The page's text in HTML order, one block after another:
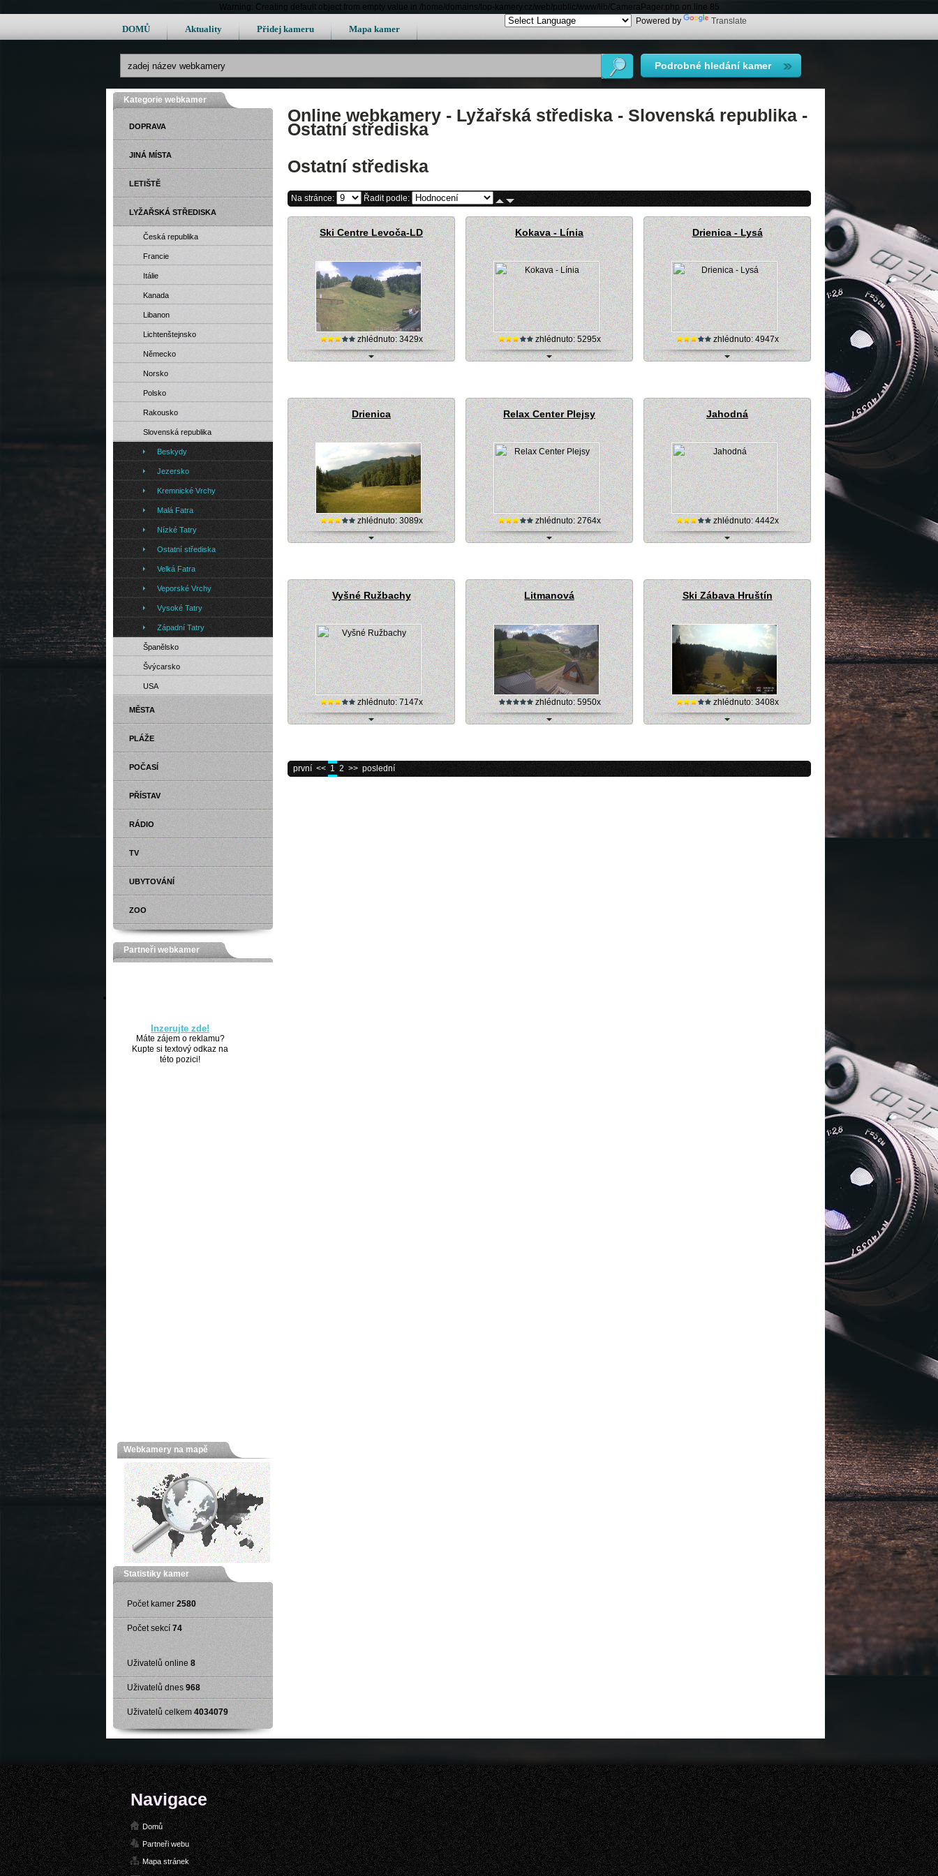
Warning: Creating default object from empty value in /home/domains/top-kamery.cz/web/public/www/lib/CameraPager.php on line 85
DOMŮ Aktuality Přidej kameru Mapa kamer
Powered by Translate
Podrobné hledání kamer
Online webkamery - Lyžařská střediska - Slovenská republika -
Ostatní střediska
Ostatní střediska
Na stránce: Řadit podle:
Ski Centre Levoča-LD
zhlédnuto: 3429x
Kokava - Línia
zhlédnuto: 5295x
Drienica - Lysá
zhlédnuto: 4947x
Drienica
zhlédnuto: 3089x
Relax Center Plejsy
zhlédnuto: 2764x
Jahodná
zhlédnuto: 4442x
Vyšné Ružbachy
zhlédnuto: 7147x
Litmanová
zhlédnuto: 5950x
Ski Zábava Hruštín
zhlédnuto: 3408x
první << 1 2 >> poslední
Kategorie webkamer
DOPRAVA
JINÁ MÍSTA
LETIŠTĚ
LYŽAŘSKÁ STŘEDISKA
Česká republika
Francie
Itálie
Kanada
Libanon
Lichtenštejnsko
Německo
Norsko
Polsko
Rakousko
Slovenská republika
Beskydy
Jezersko
Kremnické Vrchy
Malá Fatra
Nízké Tatry
Ostatní střediska
Velká Fatra
Veporské Vrchy
Vysoké Tatry
Západní Tatry
Španělsko
Švýcarsko
USA
MĚSTA
PLÁŽE
POČASÍ
PŘÍSTAV
RÁDIO
TV
UBYTOVÁNÍ
ZOO
Partneři webkamer
Inzerujte zde!
Máte zájem o reklamu?
Kupte si textový odkaz na
této pozici!
Webkamery na mapě
Statistiky kamer
Počet kamer 2580
Počet sekcí 74
Uživatelů online 8
Uživatelů dnes 968
Uživatelů celkem 4034079
Navigace
Domů
Partneři webu
Mapa stránek